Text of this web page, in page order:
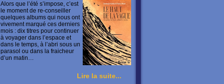
Alors que l’été s’impose, c’est
le moment de re-conseiller
quelques albums qui nous ont
vivement marqué ces derniers
mois : dix titres pour continuer
à voyager dans l’espace et
dans le temps, à l’abri sous un
parasol ou dans la fraicheur
d’un matin…
Lire la suite...